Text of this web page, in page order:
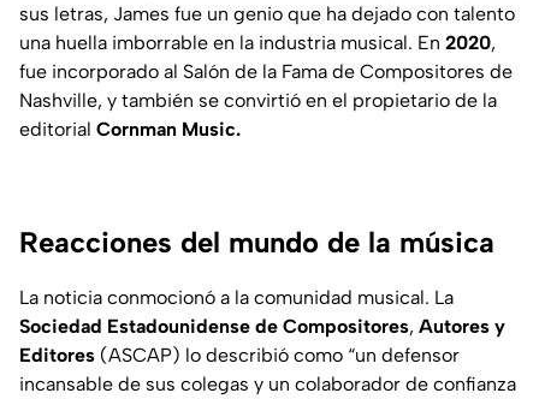
sus letras, James fue un genio que ha dejado con talento
una huella imborrable en la industria musical. En 2020,
fue incorporado al Salón de la Fama de Compositores de
Nashville, y también se convirtió en el propietario de la
editorial Cornman Music.
Reacciones del mundo de la música
La noticia conmocionó a la comunidad musical. La
Sociedad Estadounidense de Compositores, Autores y
Editores (ASCAP) lo describió como “un defensor
incansable de sus colegas y un colaborador de confianza